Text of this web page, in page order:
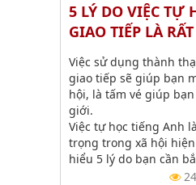
5 LÝ DO VIỆC TỰ
GIAO TIẾP LÀ
TRỌNG ?
Việc sử dụng thành
giao tiếp sẽ giúp bạn
hội, là tấm vé giúp
giới.
Việc tự học tiếng Anh
trọng trong xã hội
hiểu 5 lý do bạn cần
Anh giao tiếp ngay